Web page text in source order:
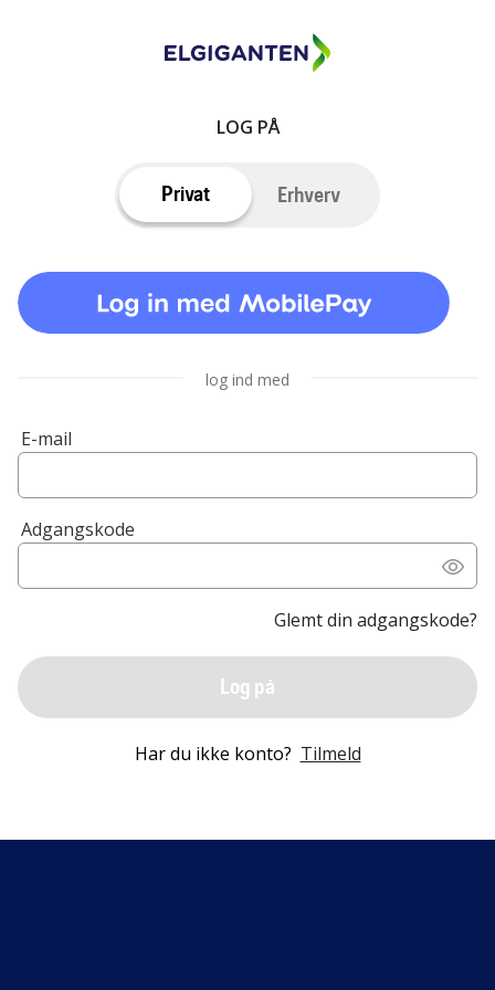
LOG PÅ
Privat Erhverv
log ind med
E-mail
Adgangskode
Glemt din adgangskode?
Log på
Har du ikke konto? Tilmeld